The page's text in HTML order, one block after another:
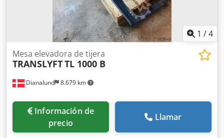
1 /4
Dianalund 8.679 km
Mesa elevadora de tijera
TRANSLYFTTL 1000 B
Información de
precio
Llamar